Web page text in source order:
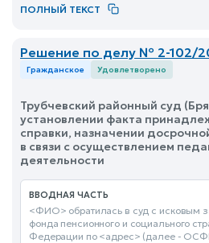
ПОЛНЫЙ ТЕКСТ
Решение по делу № 2-102/
Гражданское Удовлетворено
Трубчевский районный суд
установлении факта
справки, назначении
в связи с осуществлением
деятельности
ВВОДНАЯ ЧАСТЬ
<ФИО> обратилась в суд с исковым
фонда пенсионного и социального
Федерации по <адрес> (далее -